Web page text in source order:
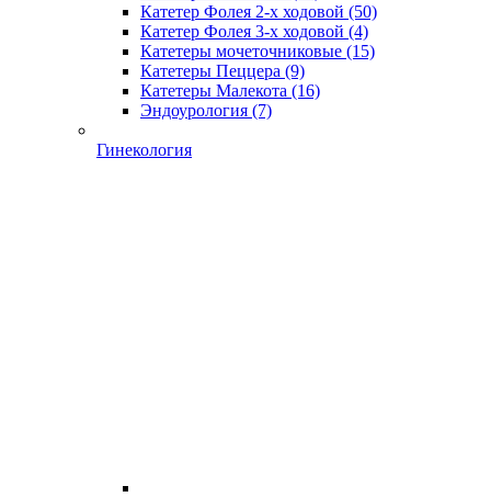
Катетер Фолея 2-х ходовой (50)
Катетер Фолея 3-х ходовой (4)
Катетеры мочеточниковые (15)
Катетеры Пеццера (9)
Катетеры Малекота (16)
Эндоурология (7)
Гинекология